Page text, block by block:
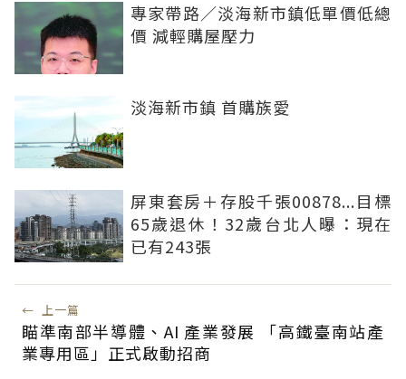
專家帶路／淡海新市鎮低單價低總
價 減輕購屋壓力
淡海新市鎮 首購族愛
屏東套房＋存股千張00878...目標
65歲退休！32歲台北人曝：現在
已有243張
← 上一篇
瞄準南部半導體、AI 產業發展 「高鐵臺南站產
業專用區」正式啟動招商